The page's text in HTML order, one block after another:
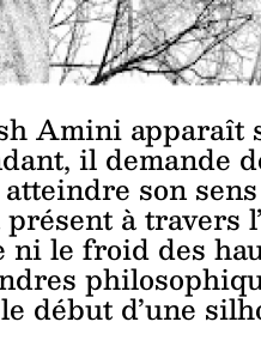
Amini apparaît
il demande
son
présent à travers
le froid des
début d’une